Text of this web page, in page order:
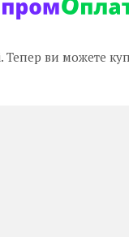
Тепер ви можете